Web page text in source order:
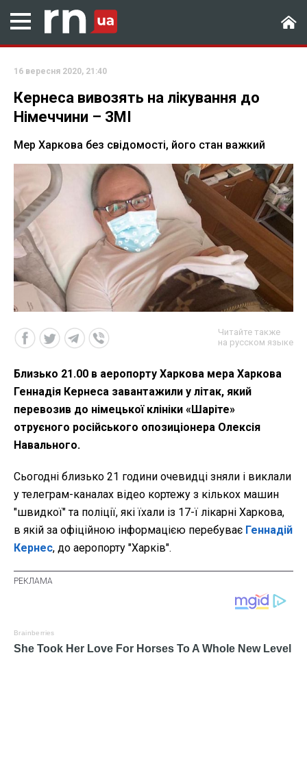
16 вересня 2020, 21:40
Кернеса вивозять на лікування до
Німеччини – ЗМІ
Мер Харкова без свідомості, його стан важкий
Читайте также
на русском языке
Близько 21.00 в аеропорту Харкова мера Харкова
Геннадія Кернеса завантажили у літак, який
перевозив до німецької клініки «Шаріте»
отруєного російського опозиціонера Олексія
Навального.
Сьогодні близько 21 години очевидці зняли і виклали
у телеграм-каналах відео кортежу з кількох машин
"швидкої" та поліції, які їхали із 17-ї лікарні Харкова,
в якій за офіційною інформацією перебуває Геннадій
Кернес, до аеропорту "Харків".